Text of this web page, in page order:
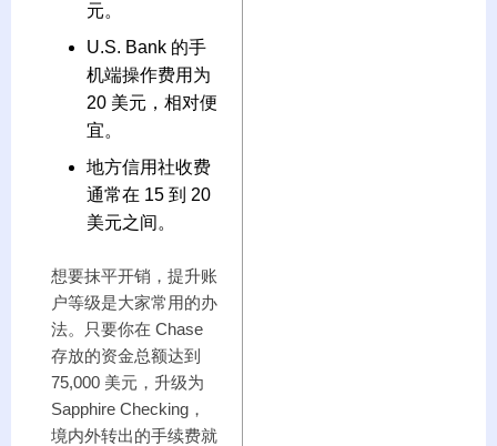
元。
U.S. Bank 的手
机端操作费用为
20 美元，相对便
宜。
地方信用社收费
通常在 15 到 20
美元之间。
想要抹平开销，提升账
户等级是大家常用的办
法。只要你在 Chase
存放的资金总额达到
75,000 美元，升级为
Sapphire Checking，
境内外转出的手续费就